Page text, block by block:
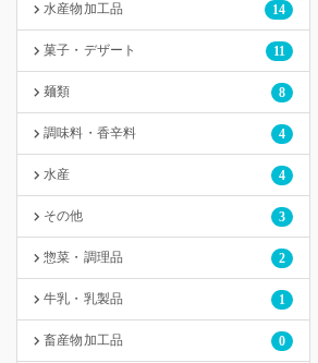
水産物加工品 14
菓子・デザート 11
麺類 8
調味料・香辛料 4
水産 4
その他 3
惣菜・調理品 2
牛乳・乳製品 1
畜産物加工品 0